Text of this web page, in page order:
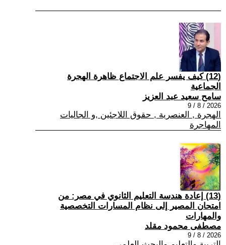
(12) كيف يفسر علم الاجتماع ظاهرة الهجرة
الجماعية
سامح سعيد عبد العزيز
2026 / 8 / 9
الهجرة , العنصرية , حقوق اللاجئين ,و الجاليات
المهاجرة
(13) إعادة هندسة التعليم الثانوي في مصر: من
امتحان المصير إلى نظام المسارات التخصصية
والمهارات
مصطفى محمود مقلد
2026 / 8 / 9